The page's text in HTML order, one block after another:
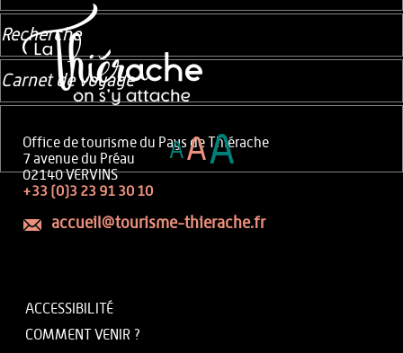
Office de tourisme du Pays de Thiérache
7 avenue du Préau
02140 VERVINS
+33 (0)3 23 91 30 10
accueil@tourisme-thierache.fr
ACCESSIBILITÉ
COMMENT VENIR ?
Recherche
Carnet de voyage
AAA